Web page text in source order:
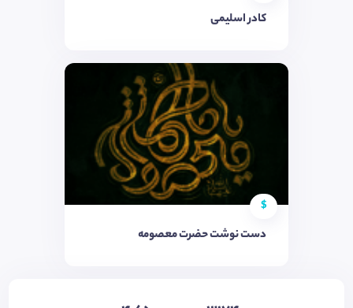
کادر اسلیمی
$
دست نوشت حضرت معصومه